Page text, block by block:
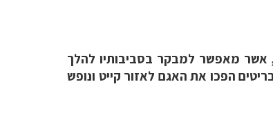
אשר מאפשר למבקר בסביבותיו להלך
הפכו את האגם לאזור קייט ונופש